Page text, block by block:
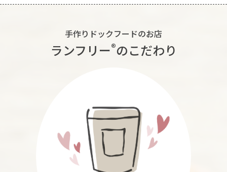
手作りドックフードのお店
ランフリー®︎のこだわり